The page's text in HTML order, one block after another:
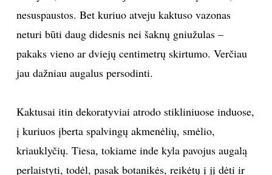
nesuspaustos. Bet kuriuo atveju kaktuso vazonas
neturi būti daug didesnis nei šaknų gniužulas –
pakaks vieno ar dviejų centimetrų skirtumo. Verčiau
jau dažniau augalus persodinti.
Kaktusai itin dekoratyviai atrodo stikliniuose induose,
į kuriuos įberta spalvingų akmenėlių, smėlio,
kriauklyčių. Tiesa, tokiame inde kyla pavojus augalą
perlaistyti, todėl, pasak botanikės, reikėtų į jį dėti ir